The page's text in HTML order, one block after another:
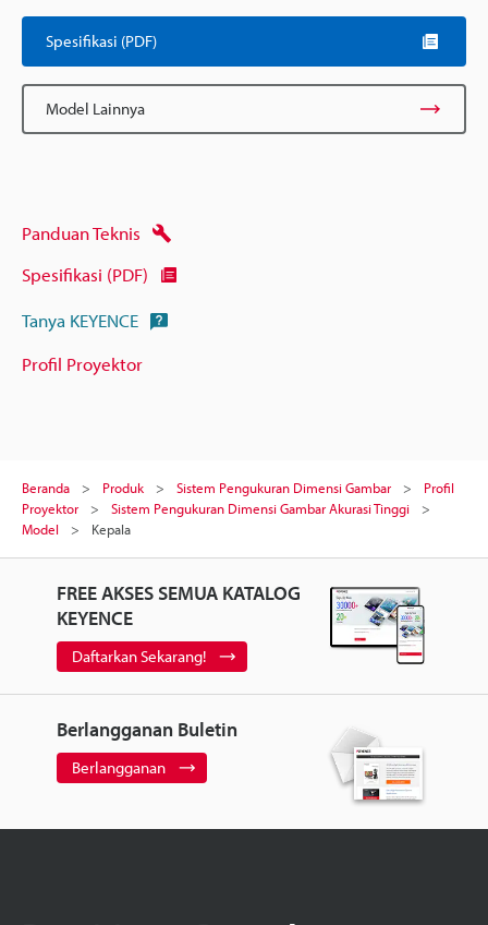
Spesifikasi (PDF)
Model Lainnya
Panduan Teknis
Spesifikasi (PDF)
Tanya KEYENCE
Profil Proyektor
Beranda Produk Sistem Pengukuran Dimensi Gambar
Profil
Proyektor
Sistem Pengukuran Dimensi Gambar Akurasi Tinggi
Model
Kepala
FREE AKSES SEMUA KATALOG
KEYENCE
Daftarkan Sekarang!
Berlangganan Buletin
Berlangganan